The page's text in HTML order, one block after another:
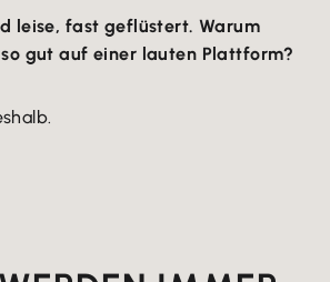
leise, fast geflüstert. Warum
gut auf einer lauten Plattform?